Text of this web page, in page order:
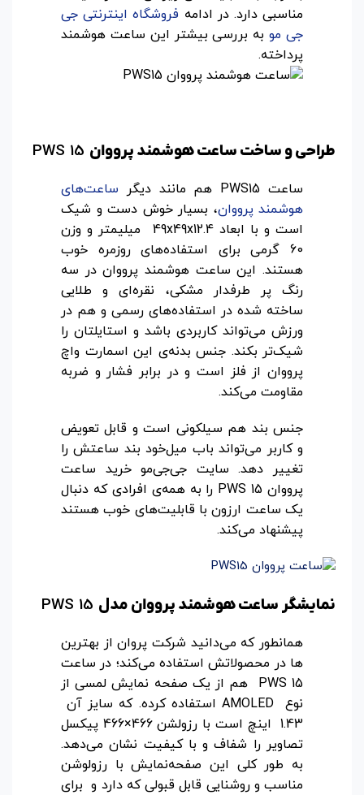
مناسبی دارد. در ادامه فروشگاه اینترنتی جی
جی موبه بررسی بیشتر این ساعت هوشمند
پرداخته.
طراحی و ساخت ساعت هوشمند پرووان
ساعت PWS15 هم مانند دیگر
ساعت‌های
هوشمند پرووان، بسیار خوش دست و شیک
است و با ابعاد 49x49x12.4 میلیمتر و وزن
60 گرمی برای استفاده‌های روزمره خوب
هستند. این ساعت هوشمند پرووان در سه
رنگ پر طرفدار مشکی، نقره‌ای و طلایی
ساخته شده در استفاده‌های رسمی و هم در
ورزش می‌تواند کاربردی باشد و استایلتان را
شیک‌تر بکند. جنس بدنه‌ی این اسمارت واچ
پرووان از فلز است و در برابر فشار و ضربه
مقاومت می‌کند.
جنس بند هم سیلکونی است و قابل تعویض
و کاربر می‌تواند باب میل‌خود بند ساعتش را
تغییر دهد. سایت جی‌جی‌مو خرید ساعت
پرووان PWS 15 را به همه‌ی افرادی که دنبال
یک ساعت ارزون با قابلیت‌های خوب هستند
پیشنهاد می‌کند.
نمایشگر ساعت هوشمند پرووان مدل
همانطور که می‌دانید شرکت پروان از بهترین
ها در محصولاتش استفاده می‌کند؛ در ساعت
PWS 15 هم از یک صفحه نمایش لمسی از
نوع AMOLED استفاده کرده. که سایز آن
1.43 اینچ است با رزولشن 466×466 پیکسل
تصاویر را شفاف و با کیفیت نشان می‌دهد.
به طور کلی این صفحه‌نمایش با رزولوشن
مناسب و روشنایی قابل قبولی که دارد و برای